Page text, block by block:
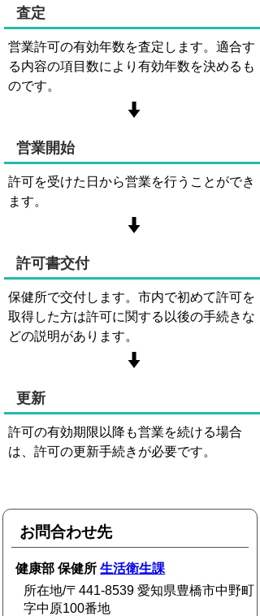
査定
営業許可の有効年数を査定します。適合す
る内容の項目数により有効年数を決めるも
のです。
営業開始
許可を受けた日から営業を行うことができ
ます。
許可書交付
保健所で交付します。市内で初めて許可を
取得した方は許可に関する以後の手続きな
どの説明があります。
更新
許可の有効期限以降も営業を続ける場合
は、許可の更新手続きが必要です。
お問合わせ先
健康部 保健所生活衛生課
所在地/〒441-8539 愛知県豊橋市中野町
字中原100番地